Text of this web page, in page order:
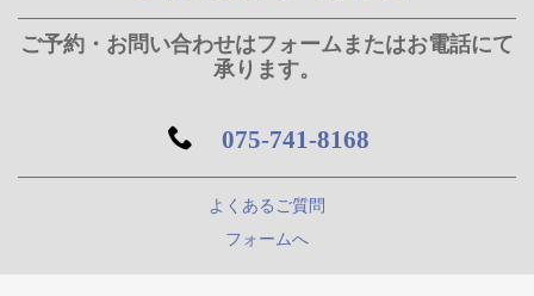
ご予約・お問い合わせはフォームまたはお電話にて
承ります。
075-741-8168
よくあるご質問
フォームへ